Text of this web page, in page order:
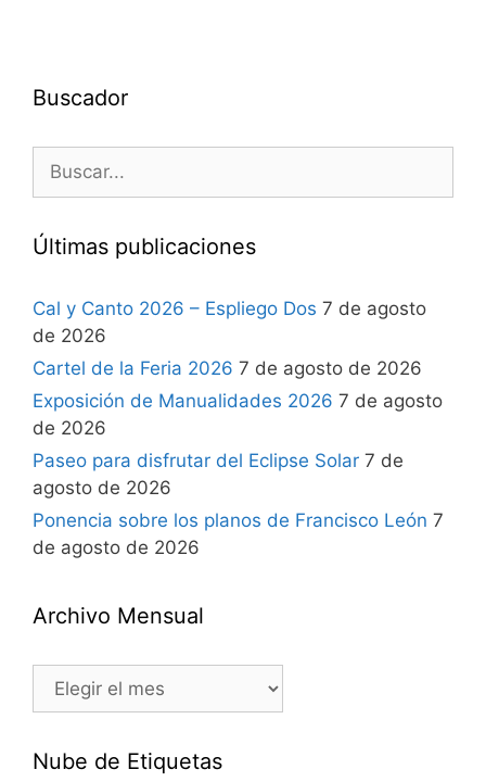
Buscador
Últimas publicaciones
Cal y Canto 2026 – Espliego Dos 7 de agosto
de 2026
Cartel de la Feria 2026 7 de agosto de 2026
Exposición de Manualidades 2026 7 de agosto
de 2026
Paseo para disfrutar del Eclipse Solar 7 de
agosto de 2026
Ponencia sobre los planos de Francisco León 7
de agosto de 2026
Archivo Mensual
Nube de Etiquetas